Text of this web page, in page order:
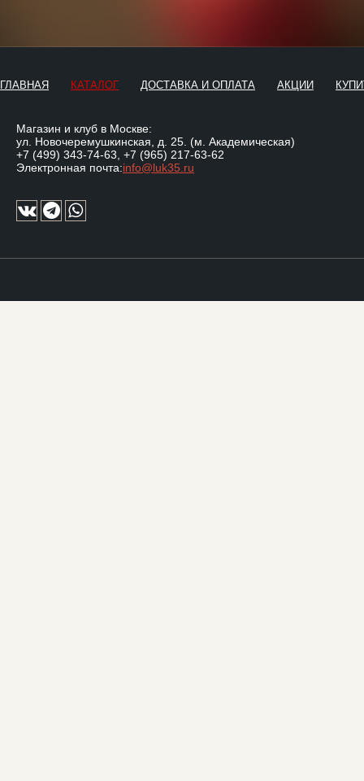
ГЛАВНАЯ КАТАЛОГ ДОСТАВКА И ОПЛАТА АКЦИИ
Магазин и клуб в Москве:
ул. Новочеремушкинская, д. 25. (м. Академическая)
+7 (499) 343-74-63 +7 (965) 217-63-62
Электронная почта:info@luk35.ru